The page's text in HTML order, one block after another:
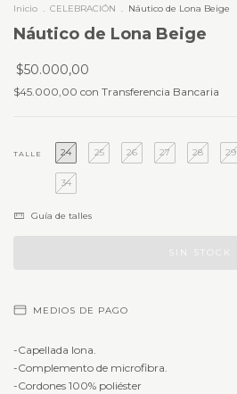
Inicio . CELEBRACIÓN . Náutico de Lona Beige
Náutico de Lona Beige
$50.000,00
$45.000,00 con Transferencia Bancaria
TALLE 24 25 26 27 28 29
34
Guía de talles
MEDIOS DE PAGO
-Capellada lona.
-Complemento de microfibra.
-Cordones 100% poliéster